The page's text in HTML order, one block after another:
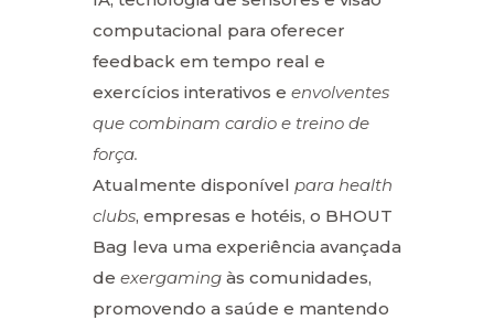
computacional para oferecer
feedback em tempo real e
exercícios interativos e envolventes
que combinam cardio e treino de
força.
Atualmente disponível para health
clubs, empresas e hotéis, o BHOUT
Bag leva uma experiência avançada
de exergaming às comunidades,
promovendo a saúde e mantendo